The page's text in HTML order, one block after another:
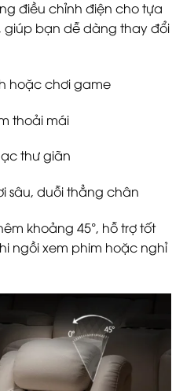
điều chỉnh điện cho tựa
bạn dễ dàng thay đổi
hoặc chơi game
thoải mái
thư giãn
sâu, duỗi thẳng chân
khoảng 45°, hỗ trợ tốt
ngồi xem phim hoặc nghỉ